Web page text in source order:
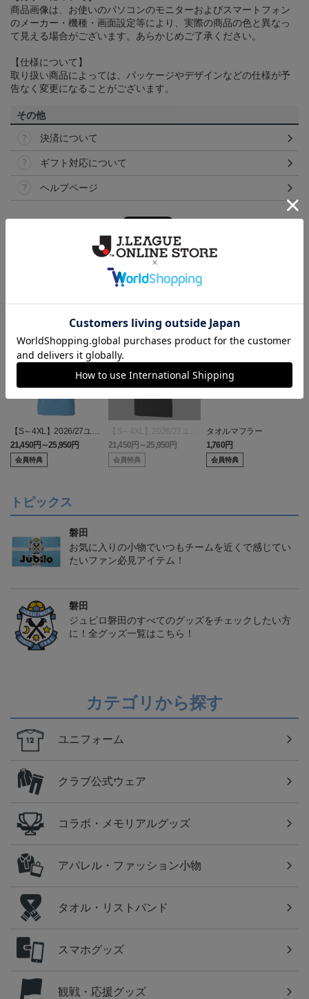
商品画像は、お使いのパソコンのモニターおよびスマートフォン
のメーカー・機種・画面設定等により、実際の商品の色と異なっ
て見える場合がございます。あらかじめご了承ください。
【仕様について】
取り扱い商品によっては、パッケージやデザインなどの仕様が予
告なく変更になることがございます。
その他
決済について
ギフト対応について
ヘルプページ
【S～4XL】2026/27ユニ
フォーム オーセンティッ
クモデル:FP1st
21,450円～25,950円
会員特典
【S～4XL】2026/27ユニ
フォーム オーセンティッ
クモデル:GK
21,450円～25,950円
会員特典
タオルマフラー
1,760円
会員特典
トピックス
磐田
お気に入りの小物でいつもチームを近くで感じてい
たいファン必見アイテム！
磐田
ジュビロ磐田のすべてのグッズをチェックしたい方
に！全グッズ一覧はこちら！
カテゴリから探す
ユニフォーム
クラブ公式ウェア
コラボ・メモリアルグッズ
アパレル・ファッション小物
タオル・リストバンド
スマホグッズ
観戦・応援グッズ